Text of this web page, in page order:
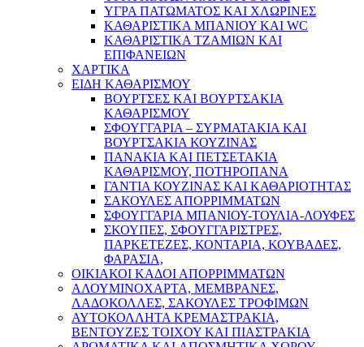
ΥΓΡΑ ΠΑΤΩΜΑΤΟΣ ΚΑΙ ΧΛΩΡΙΝΕΣ
ΚΑΘΑΡΙΣΤΙΚΑ ΜΠΑΝΙΟΥ ΚΑΙ WC
ΚΑΘΑΡΙΣΤΙΚΑ ΤΖΑΜΙΩΝ ΚΑΙ
ΕΠΙΦΑΝΕΙΩΝ
ΧΑΡΤΙΚΑ
ΕΙΔΗ ΚΑΘΑΡΙΣΜΟΥ
ΒΟΥΡΤΣΕΣ ΚΑΙ ΒΟΥΡΤΣΑΚΙΑ
ΚΑΘΑΡΙΣΜΟΥ
ΣΦΟΥΓΓΑΡΙΑ – ΣΥΡΜΑΤΑΚΙΑ ΚΑΙ
ΒΟΥΡΤΣΑΚΙΑ ΚΟΥΖΙΝΑΣ
ΠΑΝΑΚΙΑ ΚΑΙ ΠΕΤΣΕΤΑΚΙΑ
ΚΑΘΑΡΙΣΜΟΥ, ΠΟΤΗΡΟΠΑΝΑ
ΓΑΝΤΙΑ ΚΟΥΖΙΝΑΣ ΚΑΙ ΚΑΘΑΡΙΟΤΗΤΑΣ
ΣΑΚΟΥΛΕΣ ΑΠΟΡΡΙΜΜΑΤΩΝ
ΣΦΟΥΓΓΑΡΙΑ ΜΠΑΝΙΟΥ-ΤΟΥΛΙΑ-ΛΟΥΦΕΣ
ΣΚΟΥΠΕΣ, ΣΦΟΥΓΓΑΡΙΣΤΡΕΣ,
ΠΑΡΚΕΤΕΖΕΣ, ΚΟΝΤΑΡΙΑ, ΚΟΥΒΑΔΕΣ,
ΦΑΡΑΣΙΑ,
ΟΙΚΙΑΚΟΙ ΚΑΔΟΙ ΑΠΟΡΡΙΜΜΑΤΩΝ
ΑΛΟΥΜΙΝΟΧΑΡΤΑ, ΜΕΜΒΡΑΝΕΣ,
ΛΑΔΟΚΟΛΛΕΣ, ΣΑΚΟΥΛΕΣ ΤΡΟΦΙΜΩΝ
ΑΥΤΟΚΟΛΛΗΤΑ ΚΡΕΜΑΣΤΡΑΚΙΑ,
ΒΕΝΤΟΥΖΕΣ ΤΟΙΧΟΥ ΚΑΙ ΠΙΑΣΤΡΑΚΙΑ